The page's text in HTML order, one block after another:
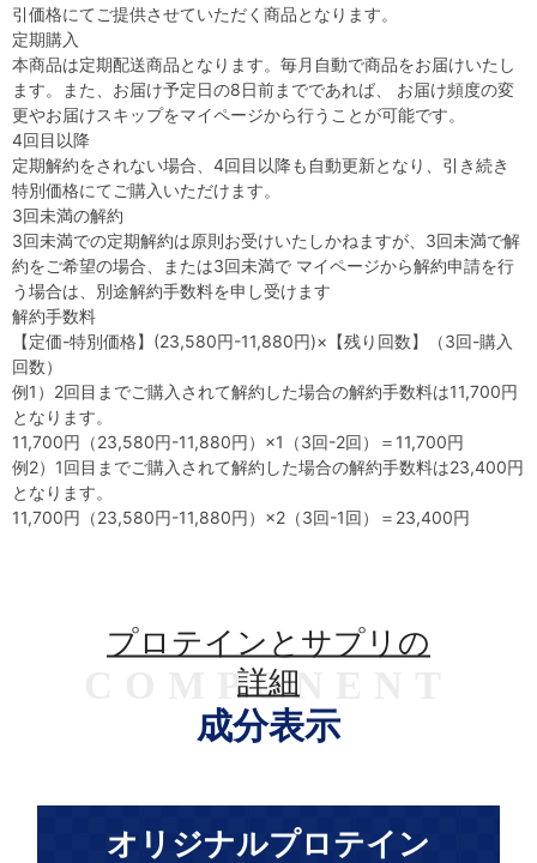
引価格にてご提供させていただく商品となります。
定期購入
本商品は定期配送商品となります。毎月自動で商品をお届けいたし
ます。また、お届け予定日の8日前までであれば、 お届け頻度の変
更やお届けスキップをマイページから行うことが可能です。
4回目以降
定期解約をされない場合、4回目以降も自動更新となり、引き続き
特別価格にてご購入いただけます。
3回未満の解約
3回未満での定期解約は原則お受けいたしかねますが、3回未満で解
約をご希望の場合、または3回未満で マイページから解約申請を行
う場合は、別途解約手数料を申し受けます
解約手数料
【定価-特別価格】(23,580円-11,880円)×【残り回数】（3回-購入
回数）
例1）2回目までご購入されて解約した場合の解約手数料は11,700円
となります。
11,700円（23,580円-11,880円）×1（3回-2回）＝11,700円
例2）1回目までご購入されて解約した場合の解約手数料は23,400円
となります。
11,700円（23,580円-11,880円）×2（3回-1回）＝23,400円
COMPONENT
プロテインとサプリの
詳細
成分表示
オリジナルプロテイン